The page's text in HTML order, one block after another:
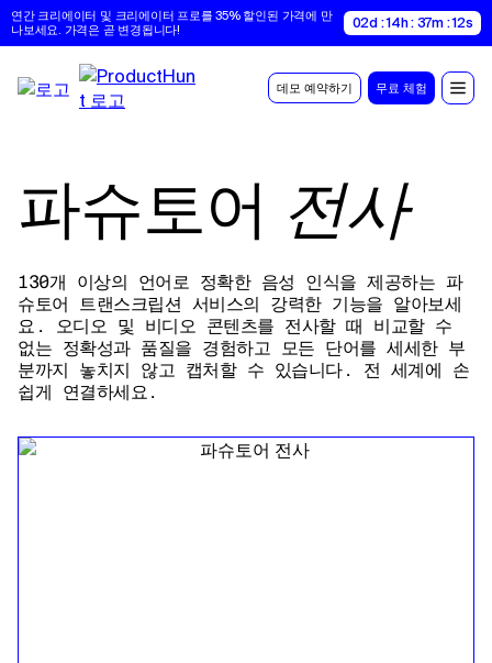
연간 크리에이터 및 크리에이터 프로를 35% 할인된 가격에 만
나보세요. 가격은 곧 변경됩니다!
02d : 14h : 37m : 11s
데모 예약하기 무료 체험
파슈토어 전사
130개 이상의 언어로 정확한 음성 인식을 제공하는 파
슈토어 트랜스크립션 서비스의 강력한 기능을 알아보세
요. 오디오 및 비디오 콘텐츠를 전사할 때 비교할 수
없는 정확성과 품질을 경험하고 모든 단어를 세세한 부
분까지 놓치지 않고 캡처할 수 있습니다. 전 세계에 손
쉽게 연결하세요.